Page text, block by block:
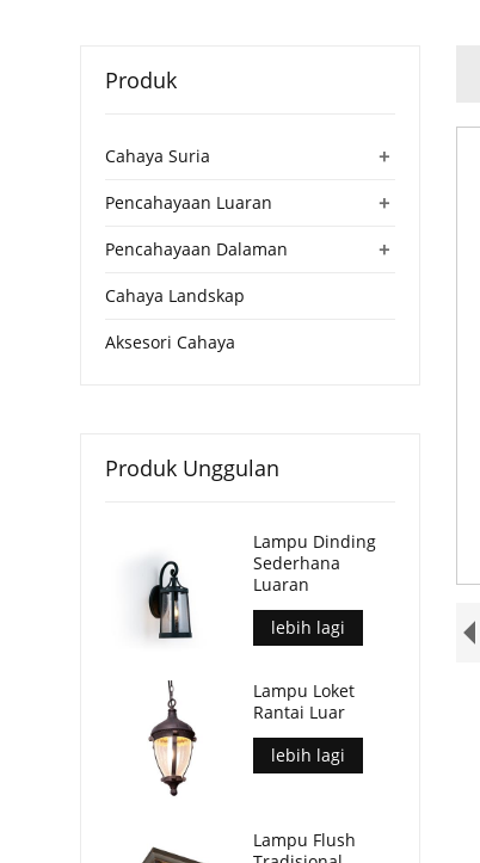
Produk
+
Cahaya Suria
+
Pencahayaan Luaran
+
Pencahayaan Dalaman
Cahaya Landskap
Aksesori Cahaya
Produk Unggulan
Lampu Dinding
Sederhana
Luaran
lebih lagi
Lampu Loket
Rantai Luar
lebih lagi
Lampu Flush